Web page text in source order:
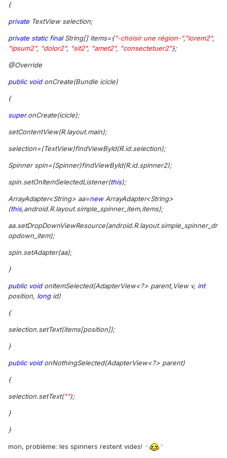
{
private TextView selection;
private static finalString[] items={"-choisir une région-","lorem2",
"ipsum2", "dolor2", "sit2", "amet2", "consectetuer2"};
@Override
public voidonCreate(Bundle icicle)
{
super.onCreate(icicle);
setContentView(R.layout.main);
selection=(TextView)findViewById(R.id.selection);
Spinner spin=(Spinner)findViewById(R.id.spinner2);
spin.setOnItemSelectedListener(this);
ArrayAdapter<String> aa=newArrayAdapter<String>
(this,android.R.layout.simple_spinner_item,items);
aa.setDropDownViewResource(android.R.layout.simple_spinner_dr
opdown_item);
spin.setAdapter(aa);
}
public voidonItemSelected(AdapterView<?> parent,View v, int
position, longid)
{
selection.setText(items[position]);
}
public voidonNothingSelected(AdapterView<?> parent)
{
selection.setText("");
}
}
mon, problème: les spinners restent vides!